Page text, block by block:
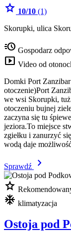
star 10/10 (1)
Skorupki, ulica
acute Gospodarz
smart_display Video od
Domki Port
otoczenie)Port
we wsi Skorupki,
otoczeniu bujnej
zaczyna się tu
jeziora.To miejsce
zgiełku i zanurzyć
wodą daje
Sprawdź
chevron_right
star
mode_cool klimatyzacja
Ostoja pod